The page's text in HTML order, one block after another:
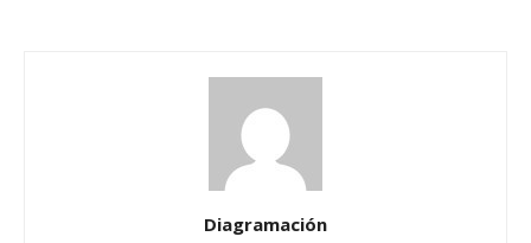
Diagramación